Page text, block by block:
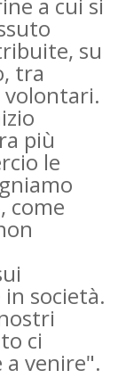
su
tra
volontari.
più
le
come
società.
ci
venire".